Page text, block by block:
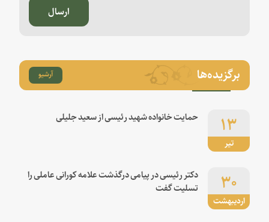
ارسال
برگزیده‌ها آرشیو
تیر
۱۳ حمایت خانواده شهید رئیسی از سعید جلیلی
اردیبهشت
۳۰
دکتر رئیسی در پیامی درگذشت علامه کورانی عاملی را
تسلیت گفت